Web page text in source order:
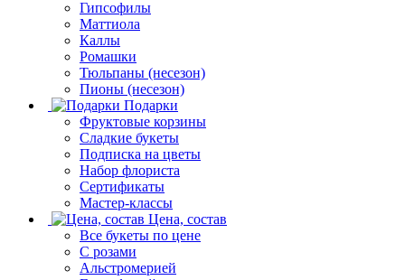
Гипсофилы
Маттиола
Каллы
Ромашки
Тюльпаны (несезон)
Пионы (несезон)
Подарки
Фруктовые корзины
Сладкие букеты
Подписка на цветы
Набор флориста
Сертификаты
Мастер-классы
Цена, состав
Все букеты по цене
С розами
Альстромерией